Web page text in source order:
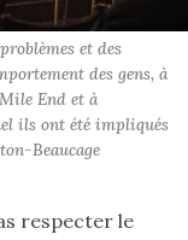
et des
des gens, à
End et à
ils ont été impliqués
Beaucage
respecter le